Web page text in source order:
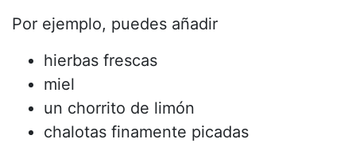
Por ejemplo, puedes añadir
hierbas frescas
miel
un chorrito de limón
chalotas finamente picadas